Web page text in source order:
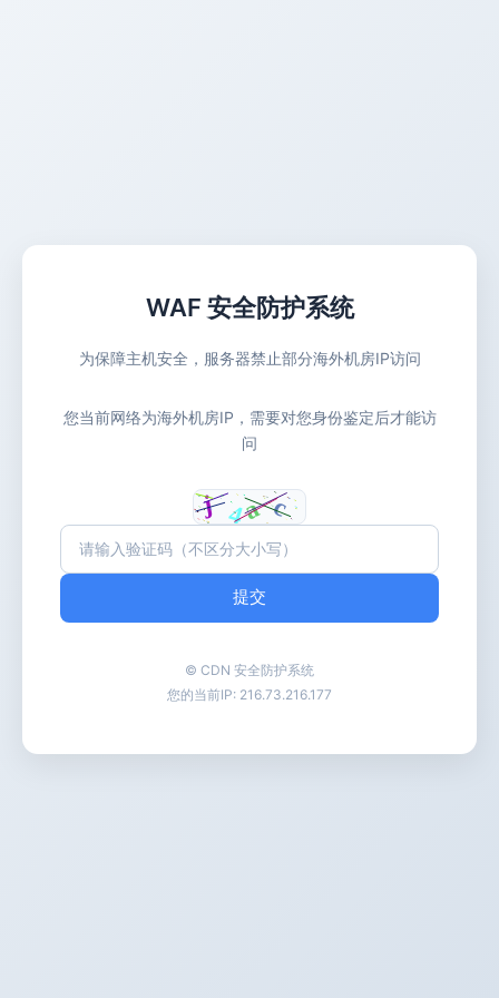
WAF 安全防护系统
为保障主机安全，服务器禁止部分海外机房IP访问
您当前网络为海外机房IP，需要对您身份鉴定后才能访
问
提交
© CDN 安全防护系统
您的当前IP: 216.73.216.177